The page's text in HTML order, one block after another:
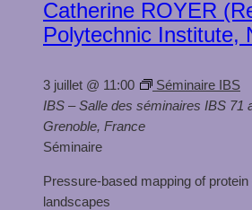
Catherine ROYER
Polytechnic Institute,
3 juillet @ 11:00
Séminaire IBS
IBS – Salle des séminaires IBS 71
Grenoble, France
Séminaire
Pressure-based mapping of protein
landscapes